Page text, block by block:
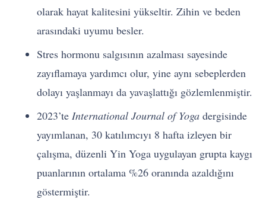
olarak hayat kalitesini yükseltir. Zihin ve beden
arasındaki uyumu besler.
Stres hormonu salgısının azalması sayesinde
zayıflamaya yardımcı olur, yine aynı sebeplerden
dolayı yaşlanmayı da yavaşlattığı gözlemlenmiştir.
2023’teInternational Journal of Yoga dergisinde
yayımlanan, 30 katılımcıyı 8 hafta izleyen bir
çalışma, düzenli Yin Yoga uygulayan grupta kaygı
puanlarının ortalama %26 oranında azaldığını
göstermiştir.